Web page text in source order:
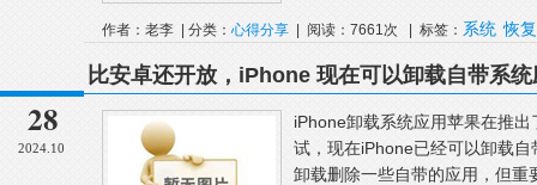
作者：老李 | 分类： 心得分享 | 阅读：7661次 | 标签： 系统 恢复
28
2024.10
比安卓还开放，iPhone 现在可以卸载自带系
iPhone卸载系统应用苹果在推
试，现在iPhone已经可以卸载
卸载删除一些自带的应用，但